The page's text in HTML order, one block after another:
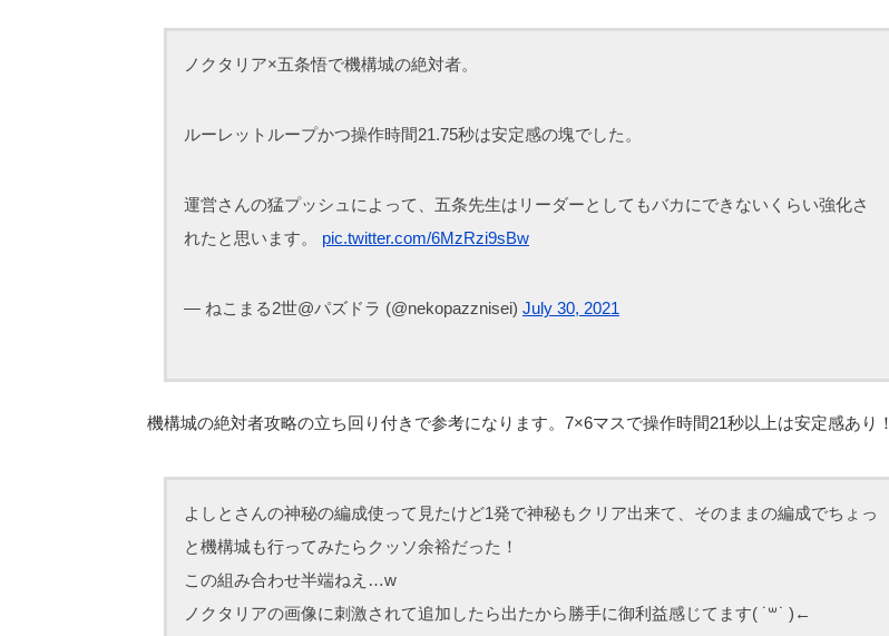
ノクタリア×五条悟で機構城の絶対者。
ルーレットループかつ操作時間21.75秒は安定感の塊でした。
運営さんの猛プッシュによって、五条先生はリーダーとしてもバカにできないくらい強化さ
れたと思います。 pic.twitter.com/6MzRzi9sBw
— ねこまる2世@パズドラ (@nekopazznisei) July 30, 2021
機構城の絶対者攻略の立ち回り付きで参考になります。7×6マスで操作時間21秒以上は安定感あり！
よしとさんの神秘の編成使って見たけど1発で神秘もクリア出来て、そのままの編成でちょっ
と機構城も行ってみたらクッソ余裕だった！
この組み合わせ半端ねえ…w
ノクタリアの画像に刺激されて追加したら出たから勝手に御利益感じてます( ˙꒳˙ )←